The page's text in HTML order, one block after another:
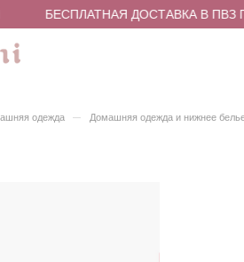
БЕСПЛАТНАЯ ДОСТАВКА В ПВЗ
одежда – Домашняя одежда и нижнее